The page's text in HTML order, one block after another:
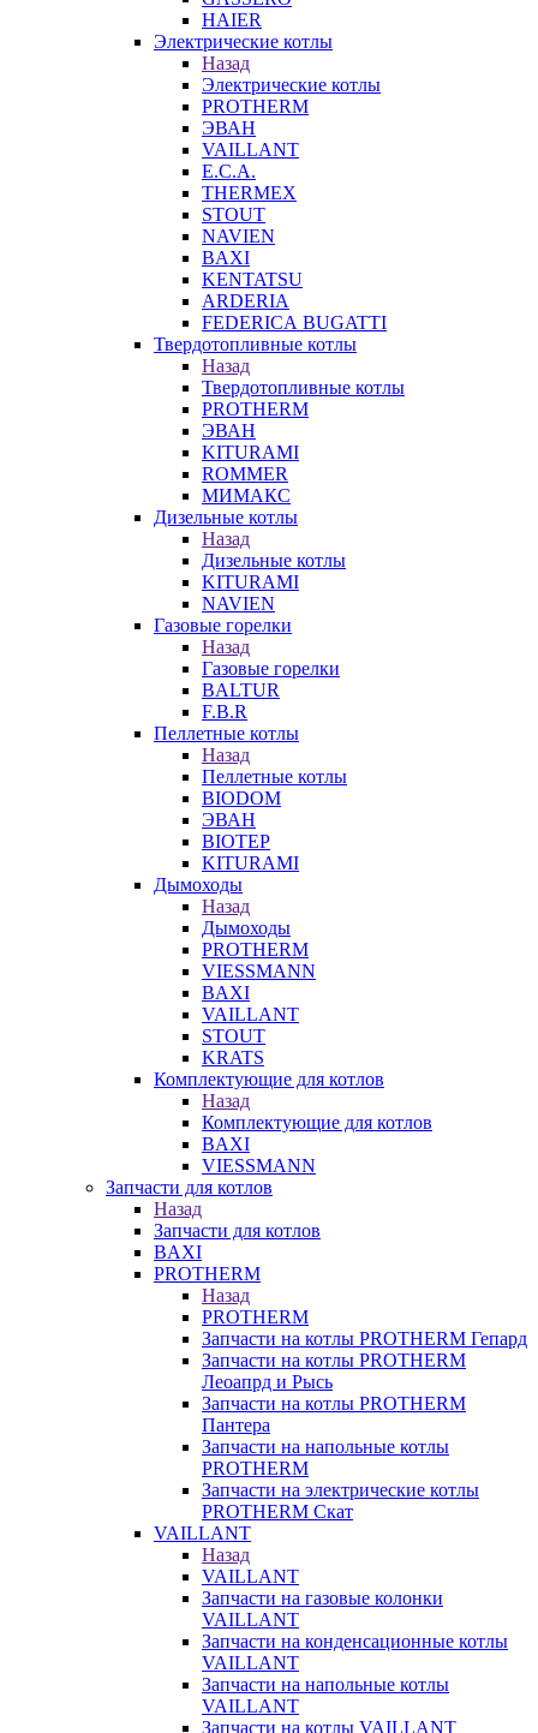
HAIER
Электрические котлы
Назад
Электрические котлы
PROTHERM
ЭВАН
VAILLANT
E.C.A.
THERMEX
STOUT
NAVIEN
BAXI
KENTATSU
ARDERIA
FEDERICА BUGATTI
Твердотопливные котлы
Назад
Твердотопливные котлы
PROTHERM
ЭВАН
KITURAMI
ROMMER
МИМАКС
Дизельные котлы
Назад
Дизельные котлы
KITURAMI
NAVIEN
Газовые горелки
Назад
Газовые горелки
BALTUR
F.B.R
Пеллетные котлы
Назад
Пеллетные котлы
BIODOM
ЭВАН
BIOTEP
KITURAMI
Дымоходы
Назад
Дымоходы
PROTHERM
VIESSMANN
BAXI
VAILLANT
STOUT
KRATS
Комплектующие для котлов
Назад
Комплектующие для котлов
BAXI
VIESSMANN
Запчасти для котлов
Назад
Запчасти для котлов
BAXI
PROTHERM
Назад
PROTHERM
Запчасти на котлы PROTHERM Гепард
Запчасти на котлы PROTHERM
Леоапрд и Рысь
Запчасти на котлы PROTHERM
Пантера
Запчасти на напольные котлы
PROTHERM
Запчасти на электрические котлы
PROTHERM Скат
VAILLANT
Назад
VAILLANT
Запчасти на газовые колонки
VAILLANT
Запчасти на конденсационные котлы
VAILLANT
Запчасти на напольные котлы
VAILLANT
Запчасти на котлы VAILLANT